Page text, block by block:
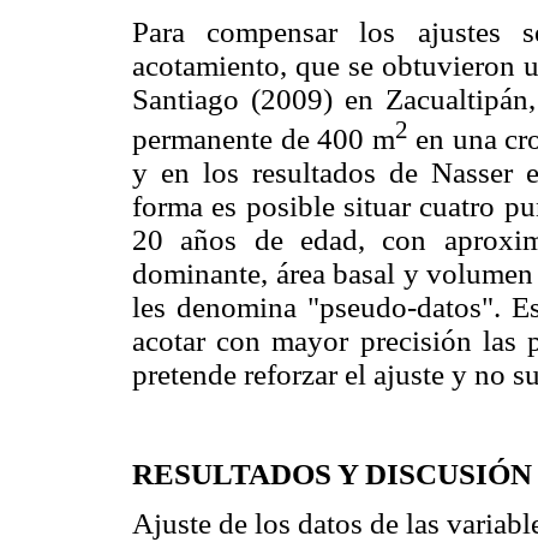
Para compensar los ajustes
acotamiento, que se obtuvieron
Santiago (2009) en
permanente de 400 m2 en una
y en los resultados de Nasser
forma es posible situar cuatro
20 años de edad, con
dominante, área basal y
les denomina "pseudo-datos".
acotar con mayor precisión las
pretende reforzar el ajuste y no
RESULTADOS Y DISCUSIÓN
Ajuste de los datos de las